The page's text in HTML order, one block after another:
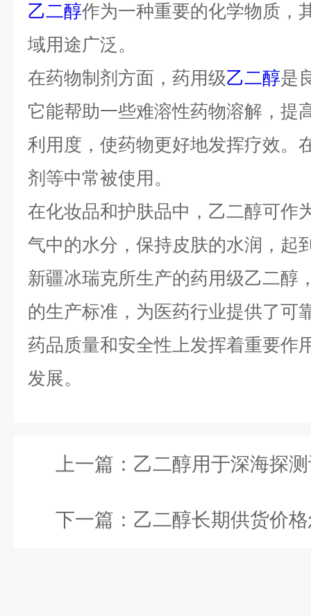
乙二醇作为一种重要的化学物质，
域用途广泛。
在药物制剂方面，药用级乙二醇是
它能帮助一些难溶性药物溶解，提
利用度，使药物更好地发挥疗效。
剂等中常被使用。
在化妆品和护肤品中，乙二醇可作
气中的水分，保持皮肤的水润，起
新疆冰瑞克所生产的药用级乙二醇
的生产标准，为医药行业提供了可
药品质量和安全性上发挥着重要作
发展。
上一篇： 乙二醇用于深海探测设备怎
下一篇： 乙二醇长期供货价格怎么定